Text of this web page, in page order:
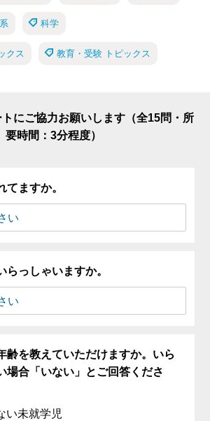
科学
クス 教育・受験 トピックス
にご協力お願いします（全15問・所
要時間：3分程度）
てますか。
らっしゃいますか。
齢を教えていただけますか。いら
場合「いない」とご回答くださ
い未就学児